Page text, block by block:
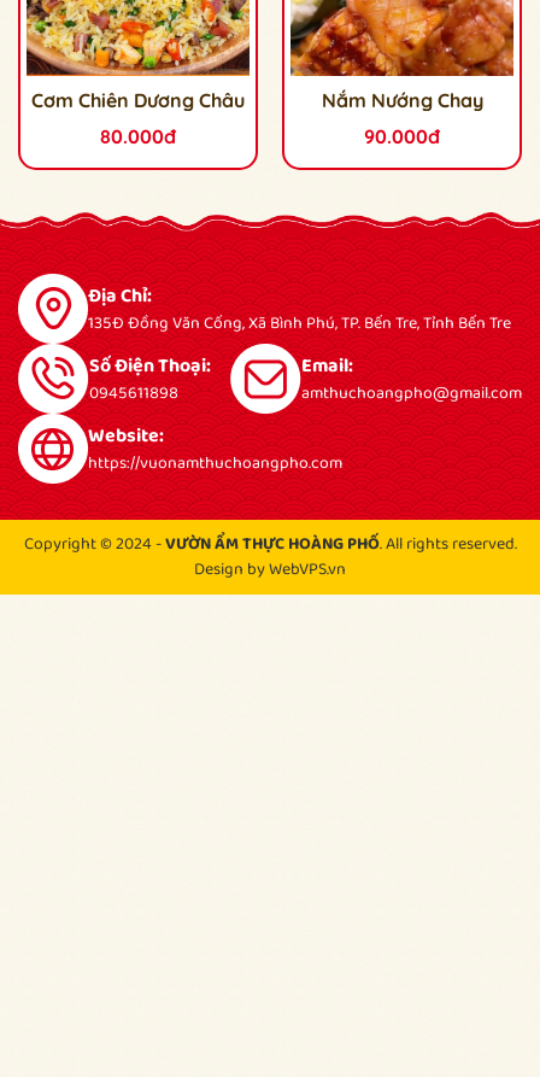
Cơm Chiên Dương Châu
80.000đ
Nắm Nướng Chay
90.000đ
Địa Chỉ:
135Đ Đồng Văn Cống, Xã Bình Phú, TP. Bến Tre, Tỉnh Bến Tre
Số Điện Thoại:
0945611898
Email:
amthuchoangpho@gmail.com
Website:
https://vuonamthuchoangpho.com
Copyright © 2024 -VƯỜN ẨM THỰC HOÀNG PHỐ. All rights reserved.
Design by WebVPS.vn